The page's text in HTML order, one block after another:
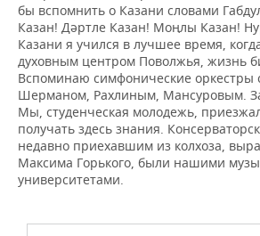
бы вспомнить о Казани словами
Казан! Дәртле Казан! Моңлы Казан!
Казани я учился в лучшее время,
духовным центром Поволжья, жизнь
Вспоминаю симфонические оркестры
Шерманом, Рахлиным, Мансуровым.
Мы, студенческая молодежь,
получать здесь знания.
недавно приехавшим из колхоза,
Максима Горького, были нашими
университетами.